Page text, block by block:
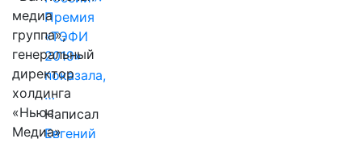
Премия
«ТЭФИ
2019»
показала,
…
Написал
Евгений
медиа
группа»,
генеральный
директор
холдинга
«Ньюс
Медиа»